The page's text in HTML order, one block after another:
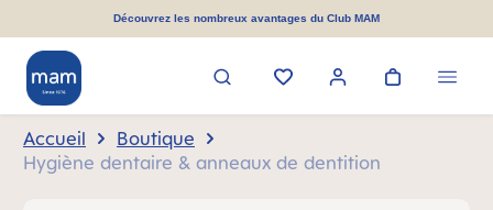
principalDécouvrez les nombreux avantages du Club MAM
Accueil
Boutique
Hygiène dentaire & anneaux de dentition